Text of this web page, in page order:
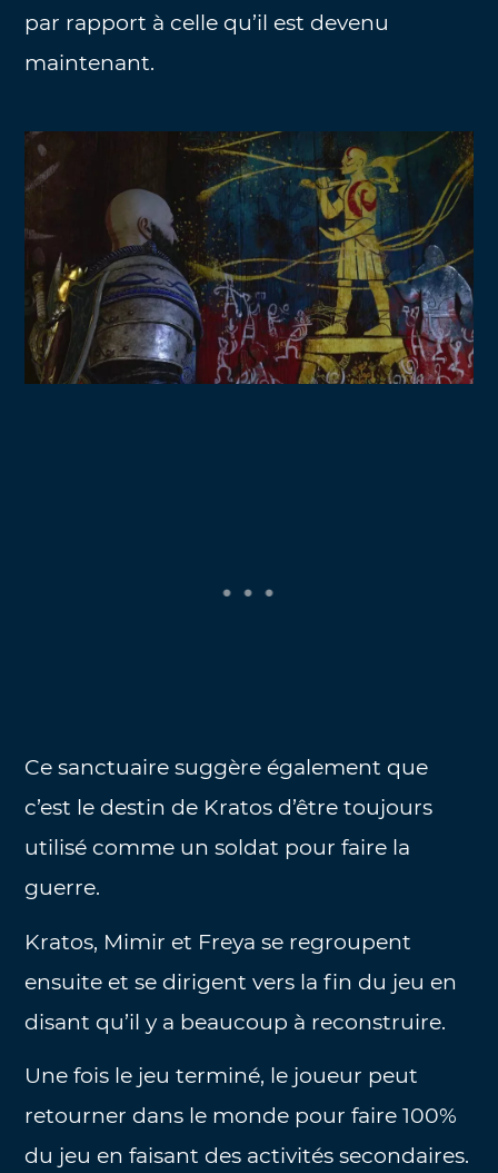
par rapport à celle qu’il est devenu
maintenant.
Ce sanctuaire suggère également que
c’est le destin de Kratos d’être toujours
utilisé comme un soldat pour faire la
guerre.
Kratos, Mimir et Freya se regroupent
ensuite et se dirigent vers la fin du jeu en
disant qu’il y a beaucoup à reconstruire.
Une fois le jeu terminé, le joueur peut
retourner dans le monde pour faire 100%
du jeu en faisant des activités secondaires.